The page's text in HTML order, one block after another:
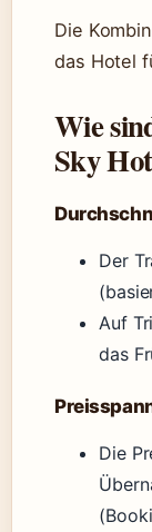
Die
das Hotel
Wie
Sky
Der
Auf
das
Die